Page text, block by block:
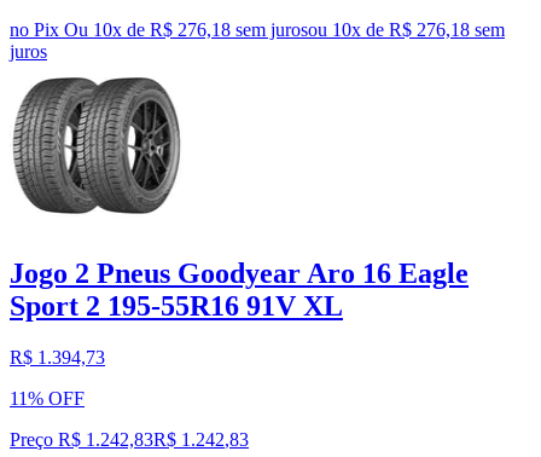
no Pix Ou 10x de R$ 276,18 sem jurosou 10x de R$ 276,18 sem
juros
Jogo 2 Pneus Goodyear Aro 16 Eagle
Sport 2 195-55R16 91V XL
R$ 1.394,73
11% OFF
Preço R$ 1.242,83R$ 1.242,83